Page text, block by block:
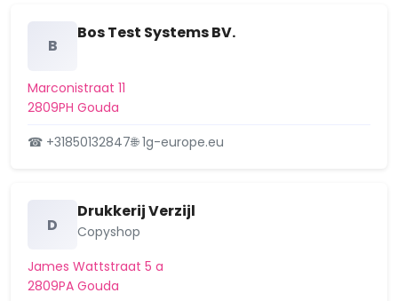
B
Bos Test Systems BV.
Marconistraat 11
2809PH Gouda
☎ +31850132847🌐 1g-europe.eu
D
Drukkerij Verzijl
Copyshop
James Wattstraat 5 a
2809PA Gouda